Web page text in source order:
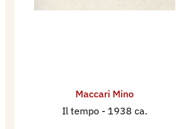
Maccari Mino
Il tempo - 1938 ca.